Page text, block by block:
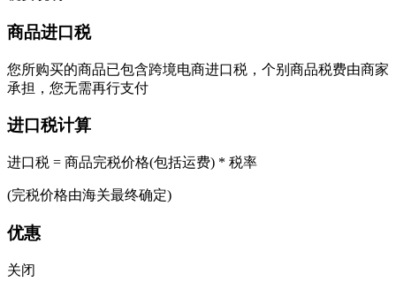
商品进口税
您所购买的商品已包含跨境电商进口税，个别商品税费由商家
承担，您无需再行支付
进口税计算
进口税 = 商品完税价格(包括运费) * 税率
(完税价格由海关最终确定)
优惠
关闭